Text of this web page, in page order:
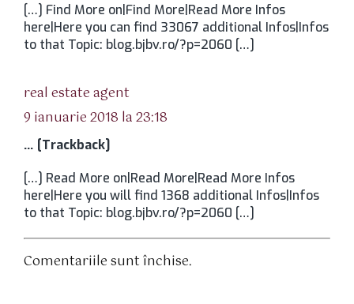
[…] Find More on|Find More|Read More Infos
here|Here you can find 33067 additional Infos|Infos
to that Topic: blog.bjbv.ro/?p=2060 […]
real estate agent
9 ianuarie 2018 la 23:18
… [Trackback]
[…] Read More on|Read More|Read More Infos
here|Here you will find 1368 additional Infos|Infos
to that Topic: blog.bjbv.ro/?p=2060 […]
Comentariile sunt închise.